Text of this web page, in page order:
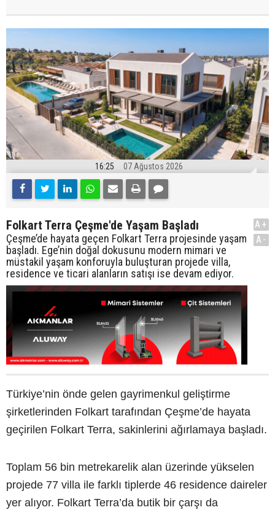
16:25 07 Ağustos 2026
Folkart Terra Çeşme'de Yaşam Başladı
Çeşme’de hayata geçen Folkart Terra projesinde yaşam
başladı. Ege’nin doğal dokusunu modern mimari ve
müstakil yaşam konforuyla buluşturan projede villa,
residence ve ticari alanların satışı ise devam ediyor.
A+
A-
Türkiye’nin önde gelen gayrimenkul geliştirme
şirketlerinden Folkart tarafından Çeşme’de hayata
geçirilen Folkart Terra, sakinlerini ağırlamaya başladı.
Toplam 56 bin metrekarelik alan üzerinde yükselen
projede 77 villa ile farklı tiplerde 46 residence daireler
yer alıyor. Folkart Terra’da butik bir çarşı da